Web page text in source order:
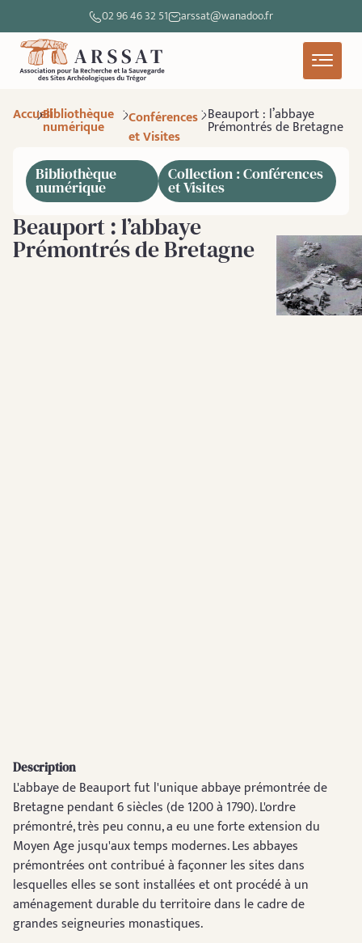
02 96 46 32 51 arssat@wanadoo.fr
AccueilBibliothèque
numérique
Conférences
et Visites
Beauport : l’abbaye
Prémontrés de Bretagne
Bibliothèque
numérique
Collection : Conférences
et Visites
Beauport : l’abbaye
Prémontrés de Bretagne
Description
L'abbaye de Beauport fut l'unique abbaye prémontrée de
Bretagne pendant 6 siècles (de 1200 à 1790). L'ordre
prémontré, très peu connu, a eu une forte extension du
Moyen Age jusqu'aux temps modernes. Les abbayes
prémontrées ont contribué à façonner les sites dans
lesquelles elles se sont installées et ont procédé à un
aménagement durable du territoire dans le cadre de
grandes seigneuries monastiques.